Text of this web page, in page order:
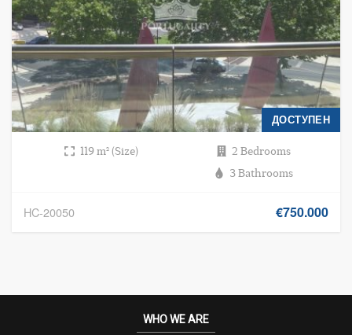
ДОСТУПЕН
119 m² (Size)
2 Bedrooms
3 Bathrooms
HC-20050 €750.000
WHO WE ARE